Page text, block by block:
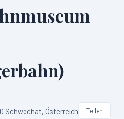
Schwechat, Österreich Teilen